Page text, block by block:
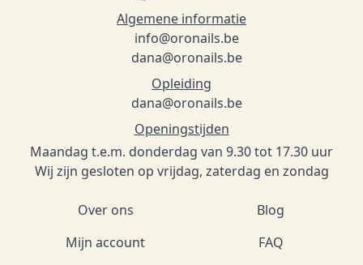
Algemene informatie
info@oronails.be
dana@oronails.be
Opleiding
dana@oronails.be
Openingstijden
Maandag t.e.m. donderdag van 9.30 tot 17.30 uur
Wij zijn gesloten op vrijdag, zaterdag en zondag
Over ons
Mijn account
Blog
FAQ